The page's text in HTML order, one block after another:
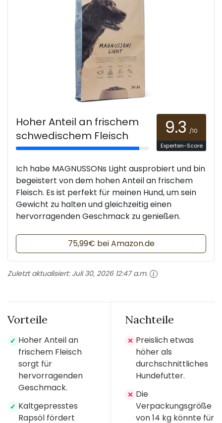
Hoher Anteil an frischem
schwedischem Fleisch
9.3 /10
Experten-Score
Ich habe MAGNUSSONs Light ausprobiert und bin
begeistert von dem hohen Anteil an frischem
Fleisch. Es ist perfekt für meinen Hund, um sein
Gewicht zu halten und gleichzeitig einen
hervorragenden Geschmack zu genießen.
75,99€ bei Amazon.de
Zuletzt aktualisiert: Juli 30, 2026 12:47 a.m.
Vorteile
✓ Hoher Anteil an
frischem Fleisch
sorgt für
hervorragenden
Geschmack.
✓ Kaltgepresstes
Rapsöl fördert
Nachteile
✕ Preislich etwas
höher als
durchschnittliches
Hundefutter.
✕ Die
Verpackungsgröße
von 14 kg könnte für